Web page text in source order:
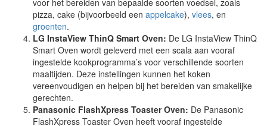
voor het bereiden van bepaalde soorten voedsel, zoals
pizza, cake (bijvoorbeeld een appelcake), vlees, en
groenten.
LG InstaView ThinQ Smart Oven: De LG InstaView ThinQ
Smart Oven wordt geleverd met een scala aan vooraf
ingestelde kookprogramma’s voor verschillende soorten
maaltijden. Deze instellingen kunnen het koken
vereenvoudigen en helpen bij het bereiden van smakelijke
gerechten.
Panasonic FlashXpress Toaster Oven: De Panasonic
FlashXpress Toaster Oven heeft vooraf ingestelde